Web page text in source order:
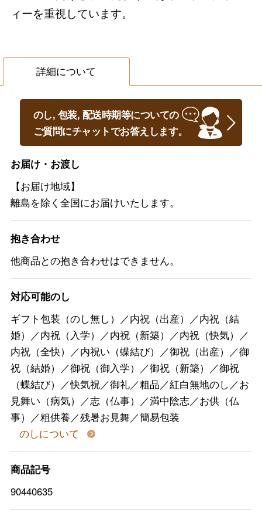
ィーを重視しています。
詳細について
のし, 包装, 配送時期等についての
ご質問にチャットでお答えします。
お届け・お渡し
【お届け地域】
離島を除く全国にお届けいたします。
抱き合わせ
他商品との抱き合わせはできません。
対応可能のし
ギフト包装（のし無し）／内祝（出産）／内祝（結
婚）／内祝（入学）／内祝（新築）／内祝（快気）／
内祝（全快）／内祝い（蝶結び）／御祝（出産）／御
祝（結婚）／御祝（御入学）／御祝（新築）／御祝
（蝶結び）／快気祝／御礼／粗品／紅白無地のし／お
見舞い（病気）／志（仏事）／満中陰志／お供（仏
事）／粗供養／残暑お見舞／簡易包装
のしについて
商品記号
90440635